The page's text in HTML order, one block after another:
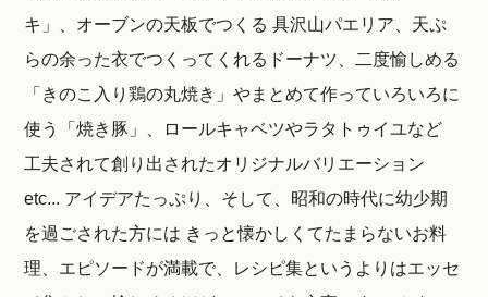
キ」、オーブンの天板でつくる 具沢山パエリア、天ぷ
らの余った衣でつくってくれるドーナツ、二度愉しめる
「きのこ入り鶏の丸焼き」やまとめて作っていろいろに
使う「焼き豚」、ロールキャベツやラタトゥイユなど
工夫されて創り出されたオリジナルバリエーション
etc... アイデアたっぷり、そして、昭和の時代に幼少期
を過ごされた方には きっと懐かしくてたまらないお料
理、エピソードが満載で、レシピ集というよりはエッセ